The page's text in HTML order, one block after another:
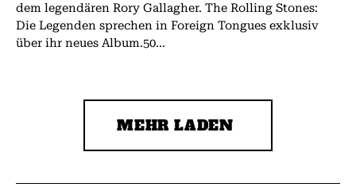
dem legendären Rory Gallagher. The Rolling Stones:
Die Legenden sprechen in Foreign Tongues exklusiv
über ihr neues Album.50...
MEHR LADEN